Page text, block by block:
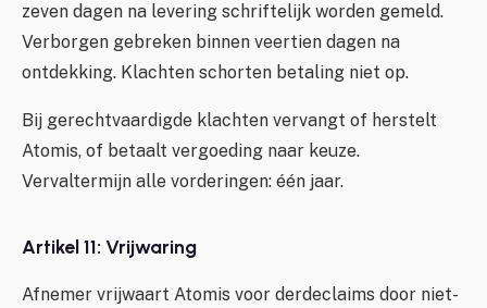
zeven dagen na levering schriftelijk worden gemeld.
Verborgen gebreken binnen veertien dagen na
ontdekking. Klachten schorten betaling niet op.
Bij gerechtvaardigde klachten vervangt of herstelt
Atomis, of betaalt vergoeding naar keuze.
Vervaltermijn alle vorderingen: één jaar.
Artikel 11: Vrijwaring
Afnemer vrijwaart Atomis voor derdeclaims door niet-